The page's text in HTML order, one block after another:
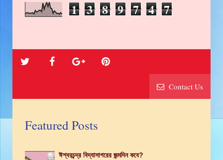
1 3 8 9 7 4 7
Contact Us
Featured Posts
ঈশ্বরচন্দ্র বিদ্যাসাগরের জন্মদিন কবে?